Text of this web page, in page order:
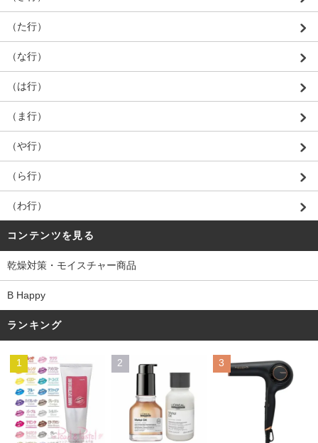
（た行）
（な行）
（は行）
（ま行）
（や行）
（ら行）
（わ行）
コンテンツを見る
乾燥対策・モイスチャー商品
B Happy
ランキング
1 2 3